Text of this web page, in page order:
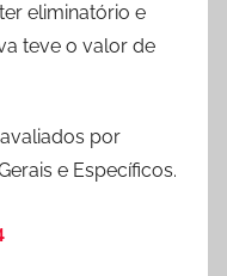
eliminatório e
teve o valor de
por
e Específicos.